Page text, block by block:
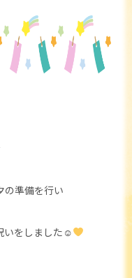
の準備を行い
いをしました☺